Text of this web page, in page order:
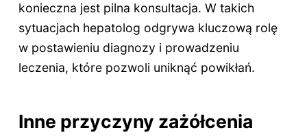
konieczna jest pilna konsultacja. W takich
sytuacjach hepatolog odgrywa kluczową rolę
w postawieniu diagnozy i prowadzeniu
leczenia, które pozwoli uniknąć powikłań.
Inne przyczyny zażółcenia